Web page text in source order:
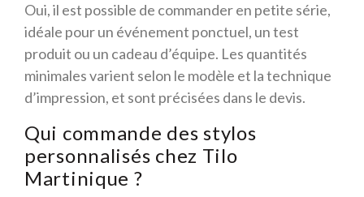
Oui, il est possible de commander en petite série,
idéale pour un événement ponctuel, un test
produit ou un cadeau d’équipe. Les quantités
minimales varient selon le modèle et la technique
d’impression, et sont précisées dans le devis.
Qui commande des stylos
personnalisés chez Tilo
Martinique ?